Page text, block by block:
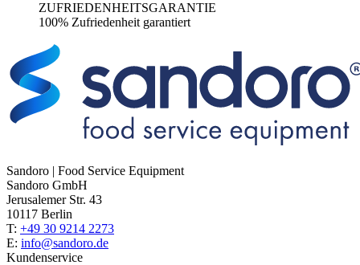
ZUFRIEDENHEITSGARANTIE
100% Zufriedenheit garantiert
Sandoro | Food Service Equipment
Sandoro GmbH
Jerusalemer Str. 43
10117 Berlin
T: +49 30 9214 2273
E: info@sandoro.de
Kundenservice